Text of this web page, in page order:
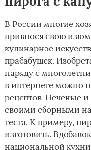
В России многие
привнося свою
кулинарное
прабабушек.
наряду с
в интернете можно
рецептов. Печеные
своими сборными
теста. К примеру,
изготовить.
национальной